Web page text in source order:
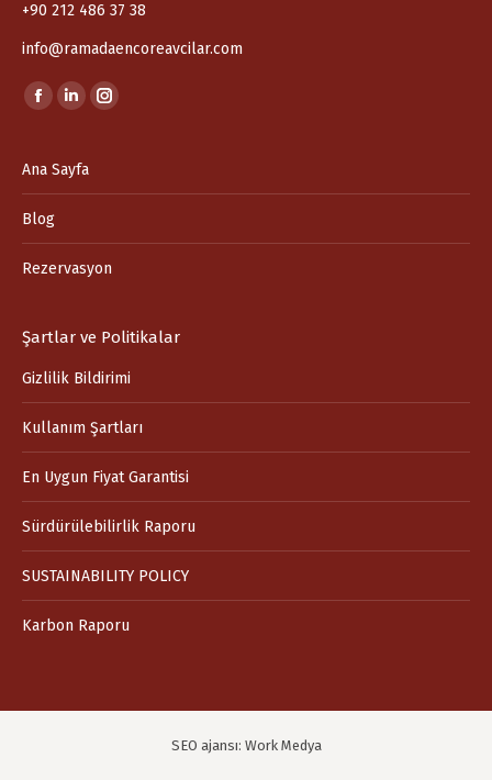
+90 212 486 37 38
info@ramadaencoreavcilar.com
Find us on:
Facebook
opens
in
new
Linkedin
opens
in
Instagram
in
Ana Sayfa
Blog
Rezervasyon
Şartlar ve Politikalar
Gizlilik Bildirimi
Kullanım Şartları
En Uygun Fiyat Garantisi
Sürdürülebilirlik Raporu
SUSTAINABILITY POLICY
Karbon Raporu
SEO ajansı: Work Medya